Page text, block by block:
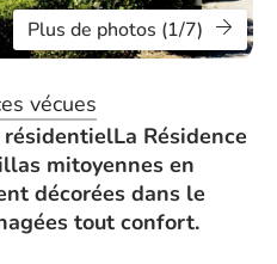
Plus de photos (1/7)
vécues
Résidence
mitoyennes en
décorées dans le
tout confort.